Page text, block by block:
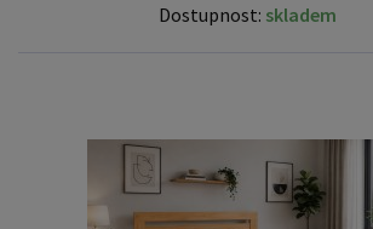
Dostupnost: skladem